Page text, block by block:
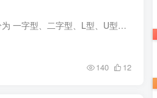
接着来说说根据厨房大小、形状，选定合适的橱柜造型 主要分为 一字型、二字型、L型、U型、岛型等等。 一字型 适用于小厨房或者比较窄，做不了二字型或者U字型的厨房。更具做饭的工序洗-切-炒，...
140 12